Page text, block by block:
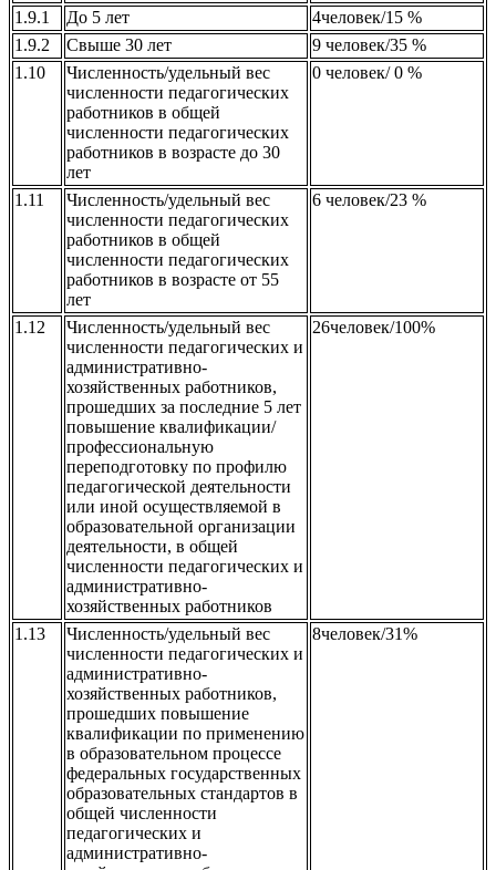
1.9.1
До 5 лет
4человек/15 %
1.9.2
Свыше 30 лет
9 человек/35 %
1.10
Численность/удельный вес
численности педагогических
работников в общей
численности педагогических
работников в возрасте до 30
лет
0 человек/ 0 %
1.11
Численность/удельный вес
численности педагогических
работников в общей
численности педагогических
работников в возрасте от 55
лет
6 человек/23 %
1.12
Численность/удельный вес
численности педагогических и
административно-
хозяйственных работников,
прошедших за последние 5 лет
повышение квалификации/
профессиональную
переподготовку по профилю
педагогической деятельности
или иной осуществляемой в
образовательной организации
деятельности, в общей
численности педагогических и
административно-
хозяйственных работников
26человек/100%
1.13
Численность/удельный вес
численности педагогических и
административно-
хозяйственных работников,
прошедших повышение
квалификации по применению
в образовательном процессе
федеральных государственных
образовательных стандартов в
общей численности
педагогических и
административно-
8человек/31%